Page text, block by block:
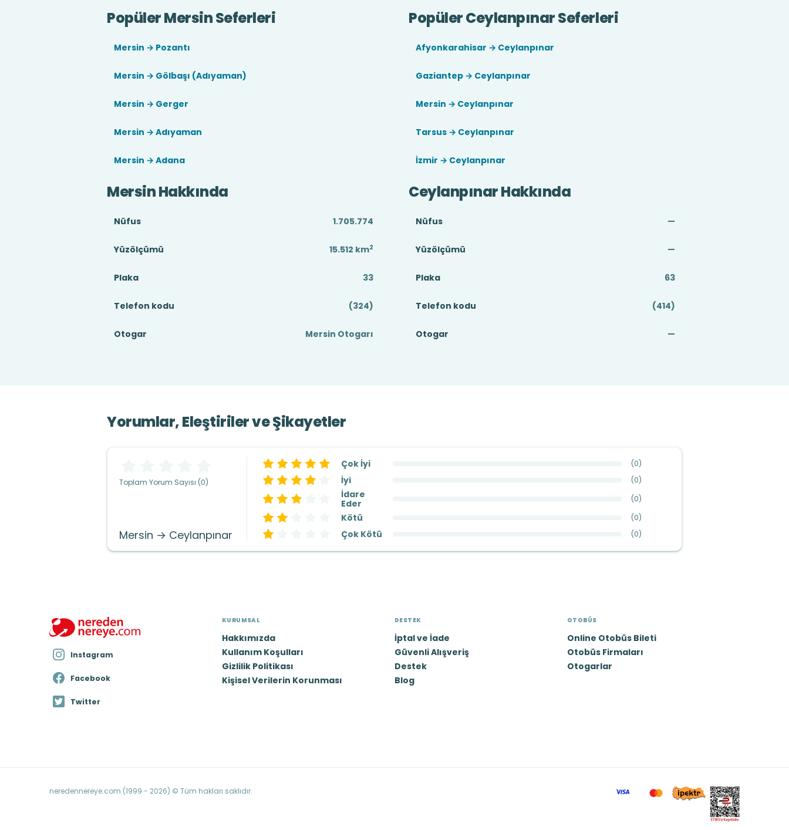
Popüler Mersin Seferleri
Mersin → Pozantı
Mersin → Gölbaşı (Adıyaman)
Mersin → Gerger
Mersin → Adıyaman
Mersin → Adana
Popüler Ceylanpınar Seferleri
Afyonkarahisar → Ceylanpınar
Gaziantep → Ceylanpınar
Mersin → Ceylanpınar
Tarsus → Ceylanpınar
İzmir → Ceylanpınar
Mersin Hakkında
Nüfus 1.705.774
Yüzölçümü 15.512 km2
Plaka 33
Telefon kodu (324)
Otogar Mersin Otogarı
Ceylanpınar Hakkında
Nüfus —
Yüzölçümü —
Plaka 63
Telefon kodu (414)
Otogar —
Yorumlar, Eleştiriler ve Şikayetler
Toplam Yorum Sayısı (0)
Mersin → Ceylanpınar
Çok İyi (0)
İyi (0)
İdare
Eder
(0)
Kötü (0)
Çok Kötü (0)
Instagram
Facebook
Twitter
KURUMSAL
Hakkımızda
Kullanım Koşulları
Gizlilik Politikası
Kişisel Verilerin Korunması
DESTEK
İptal ve İade
Güvenli Alışveriş
Destek
Blog
OTOBÜS
Online Otobüs Bileti
Otobüs Firmaları
Otogarlar
neredennereye.com (1999 - 2026) © Tüm hakları saklıdır.